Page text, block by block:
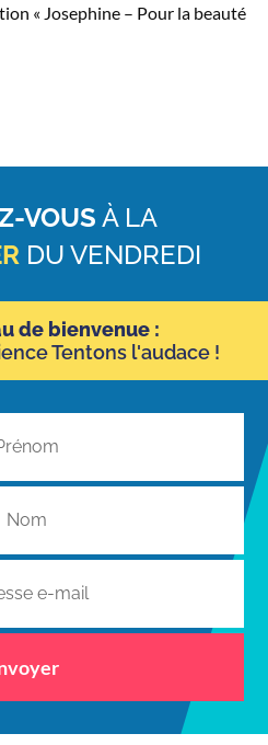
« Josephine – Pour la beauté
VOUS À LA
DU VENDREDI
de bienvenue :
Tentons l'audace !